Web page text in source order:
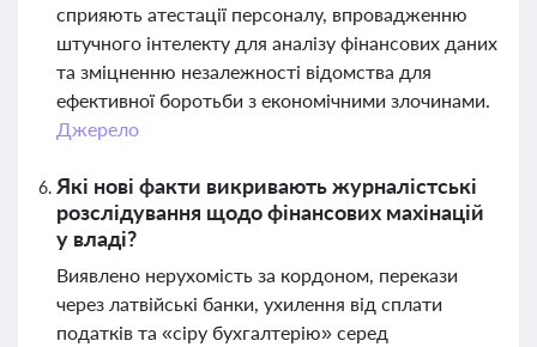
сприяють атестації персоналу, впровадженню
штучного інтелекту для аналізу фінансових даних
та зміцненню незалежності відомства для
ефективної боротьби з економічними злочинами.
Джерело
Які нові факти викривають журналістські
розслідування щодо фінансових махінацій
у владі?
Виявлено нерухомість за кордоном, перекази
через латвійські банки, ухилення від сплати
податків та «сіру бухгалтерію» серед